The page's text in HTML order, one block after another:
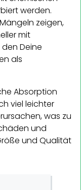
werden.
zeigen,
mit
Deine
als
Absorption
viel leichter
was zu
und
und Qualität